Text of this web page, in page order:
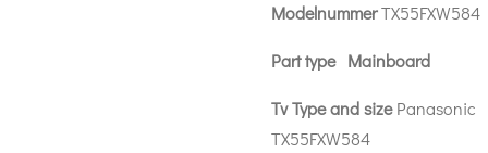
ModelnummerTX55FXW584
Part type Mainboard
Tv Type and sizePanasonic
TX55FXW584